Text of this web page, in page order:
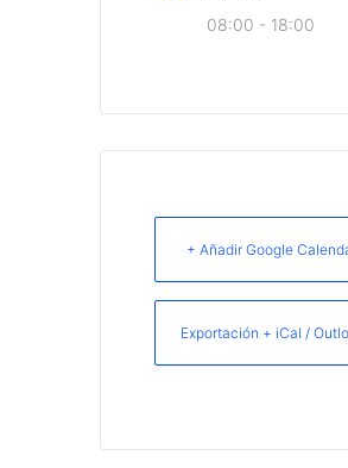
08:00 - 18:00
+ Añadir Google
Exportación + iCal /